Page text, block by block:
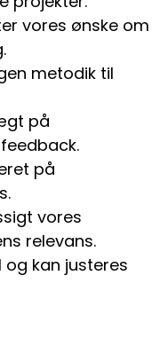
vores ønske om
metodik til
på
på
vores
relevans.
og kan justeres